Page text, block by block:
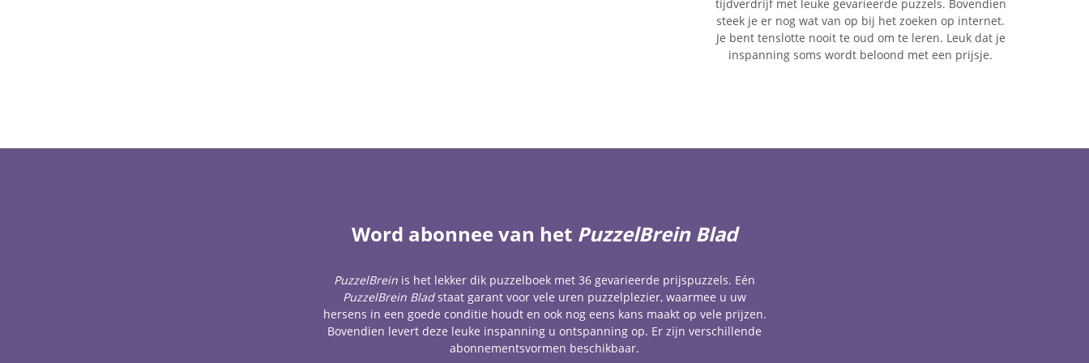
tijdverdrijf met leuke gevarieerde puzzels. Bovendien
steek je er nog wat van op bij het zoeken op internet.
Je bent tenslotte nooit te oud om te leren. Leuk dat je
inspanning soms wordt beloond met een prijsje.
Word abonnee van het PuzzelBrein Blad
PuzzelBrein is het lekker dik puzzelboek met 36 gevarieerde prijspuzzels. Eén
PuzzelBrein Bladstaat garant voor vele uren puzzelplezier, waarmee u uw
hersens in een goede conditie houdt en ook nog eens kans maakt op vele prijzen.
Bovendien levert deze leuke inspanning u ontspanning op. Er zijn verschillende
abonnementsvormen beschikbaar.